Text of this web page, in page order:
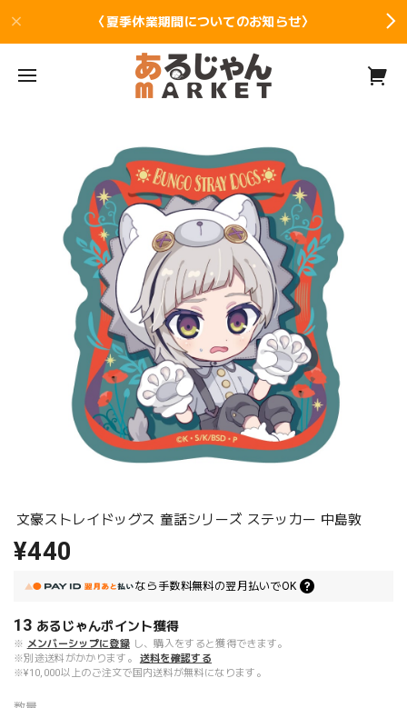
〈夏季休業期間についてのお知らせ〉
文豪ストレイドッグス 童話シリーズ ステッカー 中島敦
¥440
なら 手数料無料の翌月払いでOK
13 あるじゃんポイント獲得
※ メンバーシップに登録 し、購入をすると獲得できます。
※別途送料がかかります。
送料を確認する
※¥10,000以上のご注文で国内送料が無料になります。